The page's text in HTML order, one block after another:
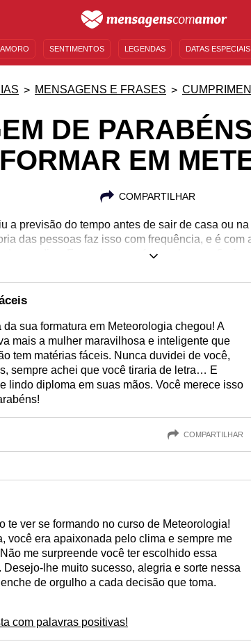
SENTIMENTOS LEGENDAS DATAS ESPECIAIS
MENSAGENS E FRASES
DE
EM
COMPARTILHAR
a previsão do tempo antes de sair de casa ou
das pessoas faz isso com frequência, e é
os dias. Faça chuva ou faça sol, os
não hesite em mandar uma mensagem de
essa profissão tão nobre, útil e essencial para
sua formatura em Meteorologia chegou! A
mais a mulher maravilhosa e inteligente que
tem matérias fáceis. Nunca duvidei de você,
sempre achei que você tiraria de letra… E
lindo diploma em suas mãos. Você merece isso
COMPARTILHAR
te ver se formando no curso de Meteorologia!
você era apaixonada pelo clima e sempre me
me surpreende você ter escolhido essa
lhe muito sucesso, alegria e sorte nessa
de orgulho a cada decisão que toma.
com palavras positivas!